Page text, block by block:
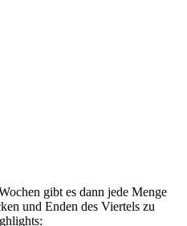
gibt es dann jede Menge
und Enden des Viertels zu